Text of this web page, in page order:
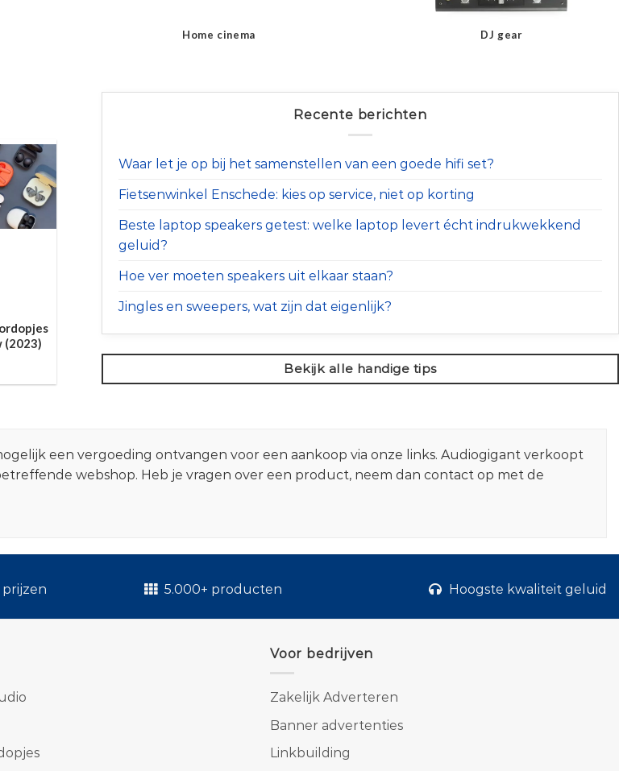
Home cinema DJ gear
(2023)
Recente berichten
Waar let je op bij het samenstellen van een goede hifi set?
Fietsenwinkel Enschede: kies op service, niet op korting
Beste laptop speakers getest: welke laptop levert écht indrukwekkend
geluid?
Hoe ver moeten speakers uit elkaar staan?
Jingles en sweepers, wat zijn dat eigenlijk?
Bekijk alle handige tips
een vergoeding ontvangen voor een aankoop via onze links. Audiogigant verkoopt
webshop. Heb je vragen over een product, neem dan contact op met de
5.000+ producten Hoogste kwaliteit geluid
Voor bedrijven
Zakelijk Adverteren
Banner advertenties
Linkbuilding